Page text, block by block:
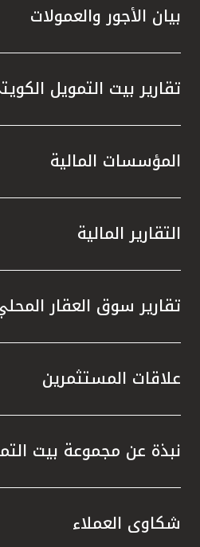
بيان الأجور والعمولات
تقارير بيت التمويل
المؤسسات المالية
التقارير المالية
تقارير سوق العقار
علاقات المستثمرين
نبذة عن مجموعة بيت
شكاوى العملاء